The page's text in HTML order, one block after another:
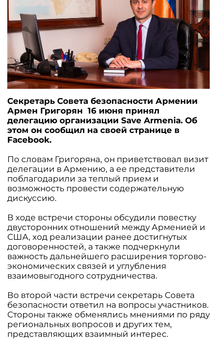
Секретарь Совета безопасности Армении
Армен Григорян 16 июня принял
делегацию организации Save Armenia. Об
этом он сообщил на своей странице в
Facebook.
По словам Григоряна, он приветствовал визит
делегации в Армению, а ее представители
поблагодарили за теплый прием и
возможность провести содержательную
дискуссию.
В ходе встречи стороны обсудили повестку
двусторонних отношений между Арменией и
США, ход реализации ранее достигнутых
договоренностей, а также подчеркнули
важность дальнейшего расширения торгово-
экономических связей и углубления
взаимовыгодного сотрудничества.
Во второй части встречи секретарь Совета
безопасности ответил на вопросы участников.
Стороны также обменялись мнениями по ряду
региональных вопросов и других тем,
представляющих взаимный интерес.